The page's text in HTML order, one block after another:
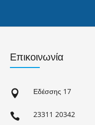
Επικοινωνία
 Εδέσσης 17
 23311 20342